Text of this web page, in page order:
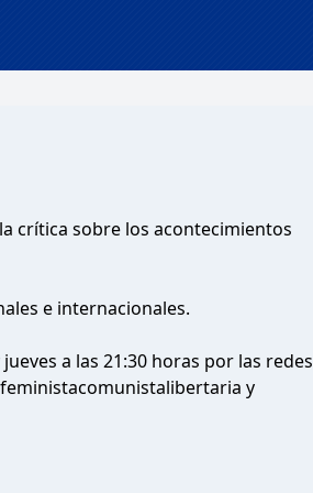
crítica sobre los acontecimientos
e internacionales.
a las 21:30 horas por las redes
y